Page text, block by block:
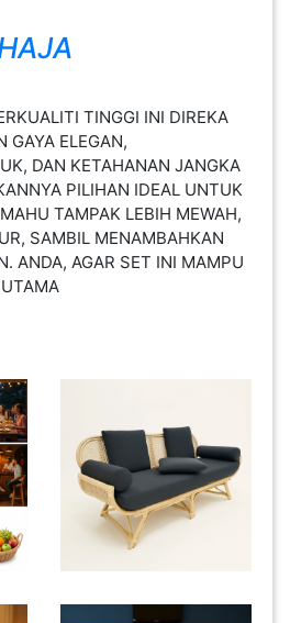
TINGGI INI DIREKA
GAYA ELEGAN,
DAN KETAHANAN JANGKA
PILIHAN IDEAL UNTUK
TAMPAK LEBIH MEWAH,
SAMBIL MENAMBAHKAN
ANDA, AGAR SET INI MAMPU